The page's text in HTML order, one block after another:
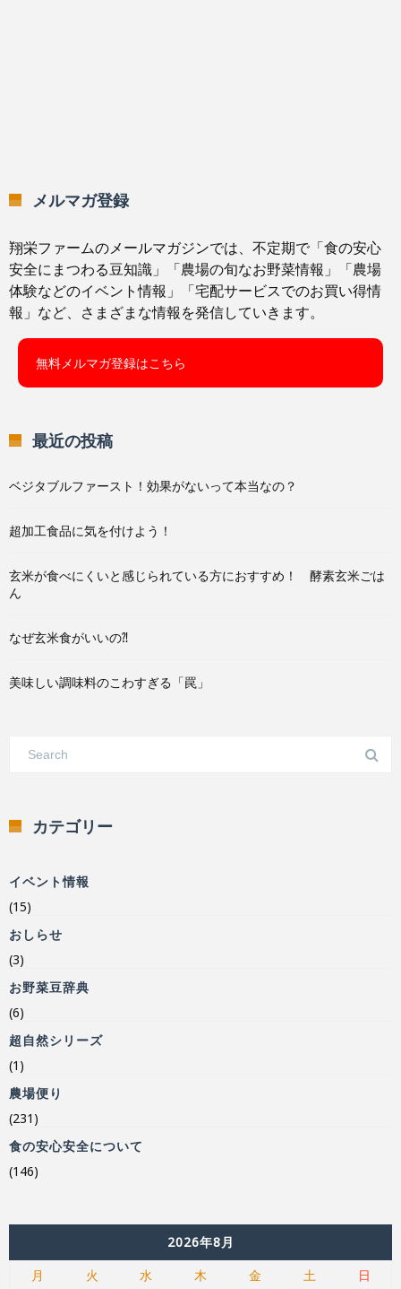
メルマガ登録
翔栄ファームのメールマガジンでは、不定期で「食の安心
安全にまつわる豆知識」「農場の旬なお野菜情報」「農場
体験などのイベント情報」「宅配サービスでのお買い得情
報」など、さまざまな情報を発信していきます。
無料メルマガ登録はこちら
最近の投稿
ベジタブルファースト！効果がないって本当なの？
超加工食品に気を付けよう！
玄米が食べにくいと感じられている方におすすめ！ 酵素玄米ごは
ん
なぜ玄米食がいいの⁈
美味しい調味料のこわすぎる「罠」
カテゴリー
イベント情報
(15)
おしらせ
(3)
お野菜豆辞典
(6)
超自然シリーズ
(1)
農場便り
(231)
食の安心安全について
(146)
2026年8月
月
火 水 木 金 土 日